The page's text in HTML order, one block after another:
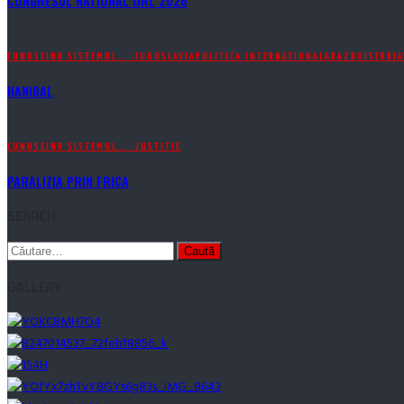
CUNOSCIND SISTEMUL.... IUGOSLAVIAPOLITICA INTERNATIONALARAZBOI SERBIA
HANIBAL
CUNOSCIND SISTEMUL.... JUSTITIE
PARALIZIA PRIN FRICA
Caută